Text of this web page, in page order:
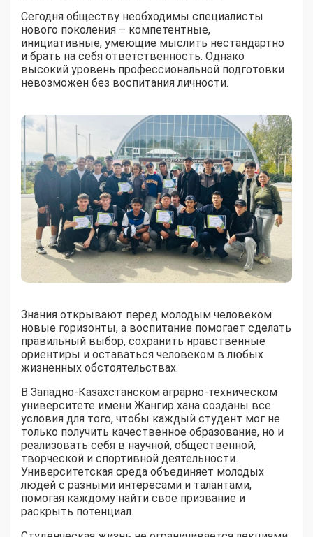
Сегодня обществу необходимы специалисты
нового поколения – компетентные,
инициативные, умеющие мыслить нестандартно
и брать на себя ответственность. Однако
высокий уровень профессиональной подготовки
невозможен без воспитания личности.
Знания открывают перед молодым человеком
новые горизонты, а воспитание помогает сделать
правильный выбор, сохранить нравственные
ориентиры и оставаться человеком в любых
жизненных обстоятельствах.
В Западно-Казахстанском аграрно-техническом
университете имени Жангир хана созданы все
условия для того, чтобы каждый студент мог не
только получить качественное образование, но и
реализовать себя в научной, общественной,
творческой и спортивной деятельности.
Университетская среда объединяет молодых
людей с разными интересами и талантами,
помогая каждому найти свое призвание и
раскрыть потенциал.